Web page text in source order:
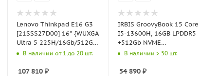
Lenovo Thinkpad E16 G3
[21SSS27D00] 16" {WUXGA
Ultra 5 225H/16Gb/512Gb
SSD/DOS/Backlit/PL-
В наличии от 1 до 20 шт.
107 810 ₽
IRBIS GroovyBook 15 Core
I5-13600H, 16GB LPDDR5
+512Gb NVME
SSD,15,6"LCD 1920*1080
WIFI,Front camera:
В наличии > 50 шт.
54 890 ₽